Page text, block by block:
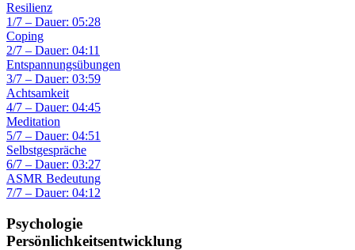
Resilienz
1/7 – Dauer: 05:28
Coping
2/7 – Dauer: 04:11
Entspannungsübungen
3/7 – Dauer: 03:59
Achtsamkeit
4/7 – Dauer: 04:45
Meditation
5/7 – Dauer: 04:51
Selbstgespräche
6/7 – Dauer: 03:27
ASMR Bedeutung
7/7 – Dauer: 04:12
Psychologie
Persönlichkeitsentwicklung